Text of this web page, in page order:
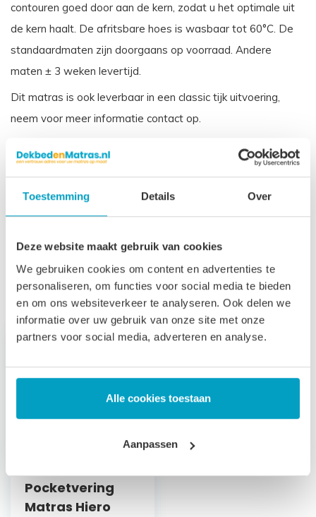
Toestemming Details Over
Deze website maakt gebruik van cookies
We gebruiken cookies om content en advertenties te
personaliseren, om functies voor social media te bieden
en om ons websiteverkeer te analyseren. Ook delen we
informatie over uw gebruik van onze site met onze
partners voor social media, adverteren en analyse.
Alle cookies toestaan
Aanpassen
contouren goed door aan de kern, zodat u het optimale uit
de kern haalt. De afritsbare hoes is wasbaar tot 60°C. De
standaardmaten zijn doorgaans op voorraad. Andere
maten ± 3 weken levertijd.
Dit matras is ook leverbaar in een classic tijk uitvoering,
neem voor meer informatie contact op.
2% afwijken in afmeting. Maatwerk matrassen zijn niet
Gerelateerde producten
Pocketvering
Matras Hiero